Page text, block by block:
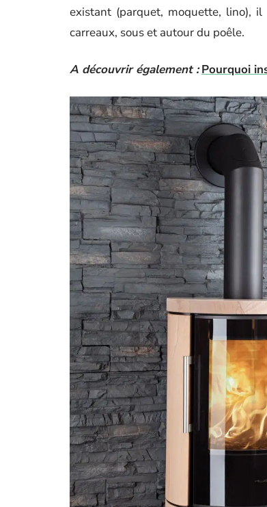
existant (parquet, moquette, lino),
carreaux, sous et autour du poêle.
A découvrir également : Pourquoi